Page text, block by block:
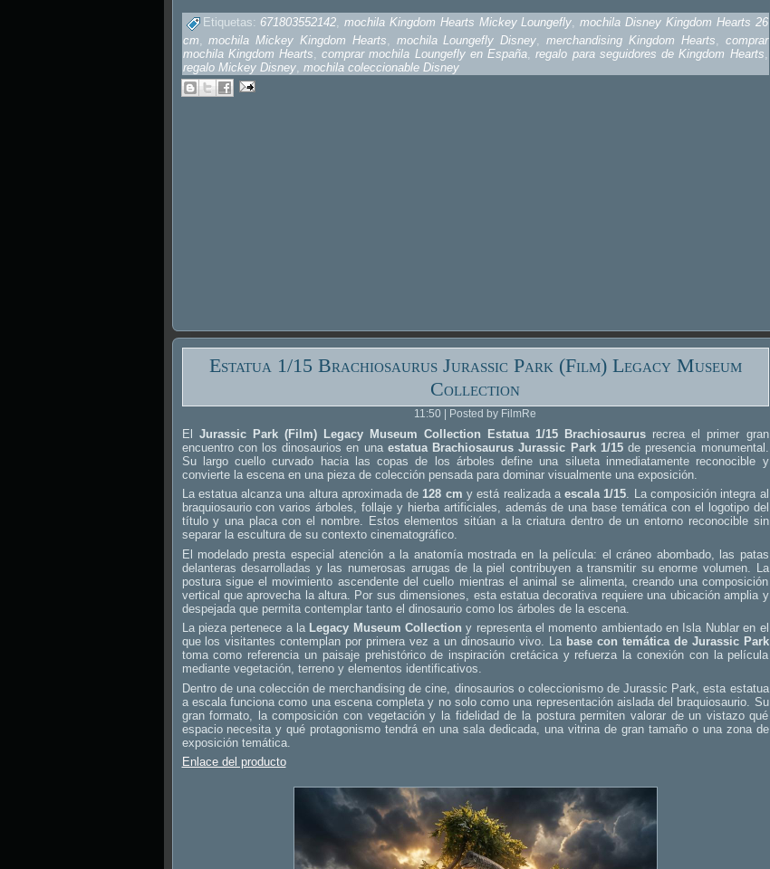
Etiquetas: 671803552142,mochila Kingdom Hearts Mickey Loungefly,mochila Disney Kingdom Hearts 26
cm,mochila Mickey Kingdom Hearts, mochila Loungefly Disney,merchandising Kingdom Hearts, comprar
mochila Kingdom Hearts,comprar mochila Loungefly en España,regalo para seguidores de Kingdom Hearts,
regalo Mickey Disney, mochila coleccionable Disney
Estatua 1/15 Brachiosaurus Jurassic Park (Film) Legacy Museum
Collection
11:50 | Posted by FilmRe
El Jurassic Park (Film) Legacy Museum Collection Estatua 1/15 Brachiosaurus recrea el primer gran
encuentro con los dinosaurios en una estatua Brachiosaurus Jurassic Park 1/15de presencia monumental.
Su largo cuello curvado hacia las copas de los árboles define una silueta inmediatamente reconocible y
convierte la escena en una pieza de colección pensada para dominar visualmente una exposición.
La estatua alcanza una altura aproximada de128 cm y está realizada aescala 1/15. La composición integra al
braquiosaurio con varios árboles, follaje y hierba artificiales, además de una base temática con el logotipo del
título y una placa con el nombre. Estos elementos sitúan a la criatura dentro de un entorno reconocible sin
separar la escultura de su contexto cinematográfico.
El modelado presta especial atención a la anatomía mostrada en la película: el cráneo abombado, las patas
delanteras desarrolladas y las numerosas arrugas de la piel contribuyen a transmitir su enorme volumen. La
postura sigue el movimiento ascendente del cuello mientras el animal se alimenta, creando una composición
vertical que aprovecha la altura. Por sus dimensiones, esta estatua decorativa requiere una ubicación amplia y
despejada que permita contemplar tanto el dinosaurio como los árboles de la escena.
La pieza pertenece a la Legacy Museum Collection y representa el momento ambientado en Isla Nublar en el
que los visitantes contemplan por primera vez a un dinosaurio vivo. La base con temática de Jurassic Park
toma como referencia un paisaje prehistórico de inspiración cretácica y refuerza la conexión con la película
mediante vegetación, terreno y elementos identificativos.
Dentro de una colección de merchandising de cine, dinosaurios o coleccionismo de Jurassic Park, esta estatua
a escala funciona como una escena completa y no solo como una representación aislada del braquiosaurio. Su
gran formato, la composición con vegetación y la fidelidad de la postura permiten valorar de un vistazo qué
espacio necesita y qué protagonismo tendrá en una sala dedicada, una vitrina de gran tamaño o una zona de
exposición temática.
Enlace del producto